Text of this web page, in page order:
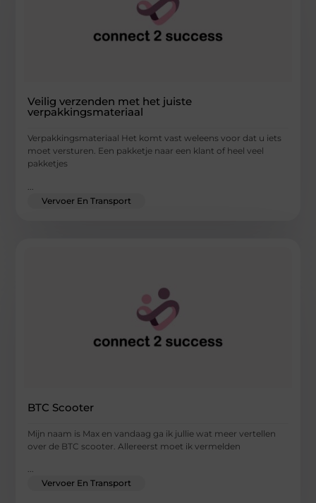
Veilig verzenden met het juiste
verpakkingsmateriaal
Verpakkingsmateriaal Het komt vast weleens voor dat u iets
moet versturen. Een pakketje naar een klant of heel veel
pakketjes
Vervoer En Transport
BTC Scooter
Mijn naam is Max en vandaag ga ik jullie wat meer vertellen
over de BTC scooter. Allereerst moet ik vermelden
...
Vervoer En Transport